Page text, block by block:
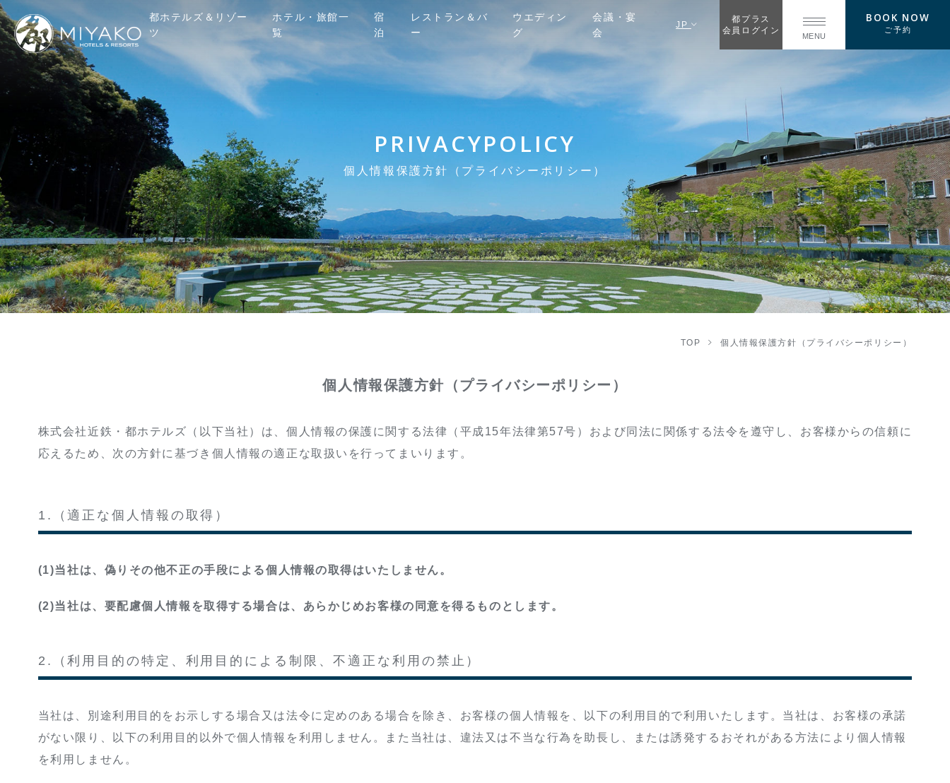
都ホテルズ＆リゾー
ツ
ホテル・旅館一
覧
宿
泊
レストラン＆バ
ー
ウエディン
グ
会議・宴
会
JP
都プラス
会員ログイン
MENU
BOOK NOW
ご予約
PRIVACYPOLICY
個人情報保護方針（プライバシーポリシー）
TOP 個人情報保護方針（プライバシーポリシー）
個人情報保護方針（プライバシーポリシー）
株式会社近鉄・都ホテルズ（以下当社）は、個人情報の保護に関する法律（平成15年法律第57号）および同法に関係する法令を遵守し、お客様からの信頼に
応えるため、次の方針に基づき個人情報の適正な取扱いを行ってまいります。
1.（適正な個人情報の取得）
(1)当社は、偽りその他不正の手段による個人情報の取得はいたしません。
(2)当社は、要配慮個人情報を取得する場合は、あらかじめお客様の同意を得るものとします。
2.（利用目的の特定、利用目的による制限、不適正な利用の禁止）
当社は、別途利用目的をお示しする場合又は法令に定めのある場合を除き、お客様の個人情報を、以下の利用目的で利用いたします。当社は、お客様の承諾
がない限り、以下の利用目的以外で個人情報を利用しません。また当社は、違法又は不当な行為を助長し、または誘発するおそれがある方法により個人情報
を利用しません。